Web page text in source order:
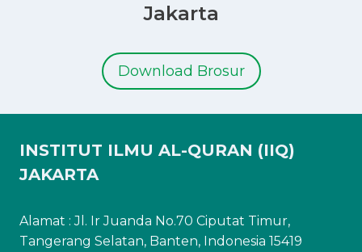
Jakarta
Download Brosur
INSTITUT ILMU AL-QURAN (IIQ)
JAKARTA
Alamat : Jl. Ir Juanda No.70 Ciputat Timur,
Tangerang Selatan, Banten, Indonesia 15419